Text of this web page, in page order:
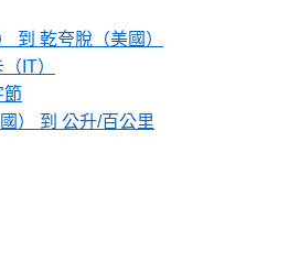
到 乾夸脫（美國）
IT）
節
） 到 公升/百公里